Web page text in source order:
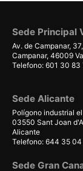
Sede Principal
Av. de Campanar,
Campanar, 46009
Telefono: 601 30 83
Sede Alicante
Polígono industrial
03550 Sant Joan
Alicante
Telefono: 644 35
Sede Gran